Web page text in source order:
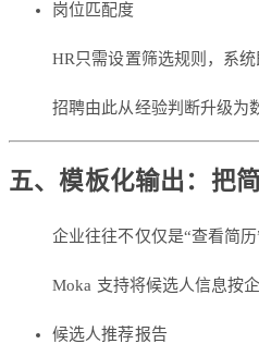
岗位匹配度
HR只需设置筛选规则，系
招聘由此从经验判断升级为
五、模板化输出：把
企业往往不仅仅是“查看简
Moka 支持将候选人信息按
候选人推荐报告